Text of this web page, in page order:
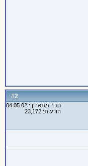
#
2
חבר מתאריך: 04.05.02
הודעות: 23,172